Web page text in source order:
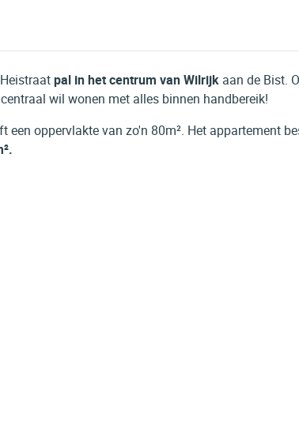
pal in het centrum van Wilrijk aan de Bist.
wil wonen met alles binnen handbereik!
een oppervlakte van zo'n 80m². Het appartement